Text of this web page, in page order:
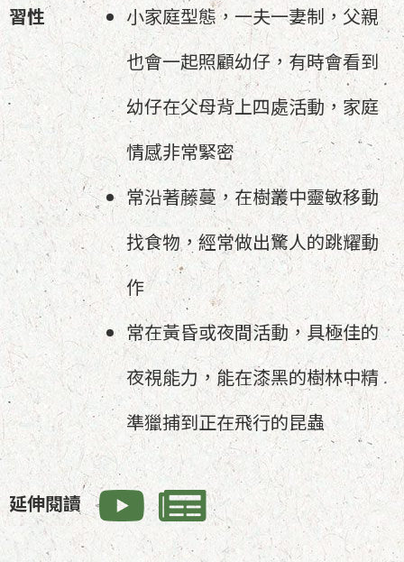
習性
小家庭型態，一夫一妻制，父親
也會一起照顧幼仔，有時會看到
幼仔在父母背上四處活動，家庭
情感非常緊密
常沿著藤蔓，在樹叢中靈敏移動
找食物，經常做出驚人的跳耀動
作
常在黃昏或夜間活動，具極佳的
夜視能力，能在漆黑的樹林中精
準獵捕到正在飛行的昆蟲
延伸閱讀